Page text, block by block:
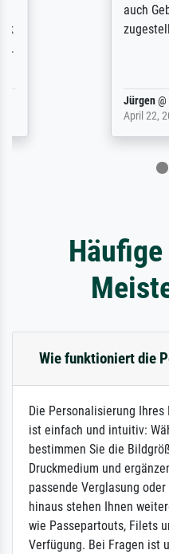
auch Geburtstag
zugestellt wurde.
April 22, 2026
Wie funktioniert die
Die Personalisierung
ist einfach und intuitiv:
bestimmen Sie die
Druckmedium und
passende Verglasung
hinaus stehen Ihnen
wie Passepartouts, Filets
Verfügung. Bei Fragen ist